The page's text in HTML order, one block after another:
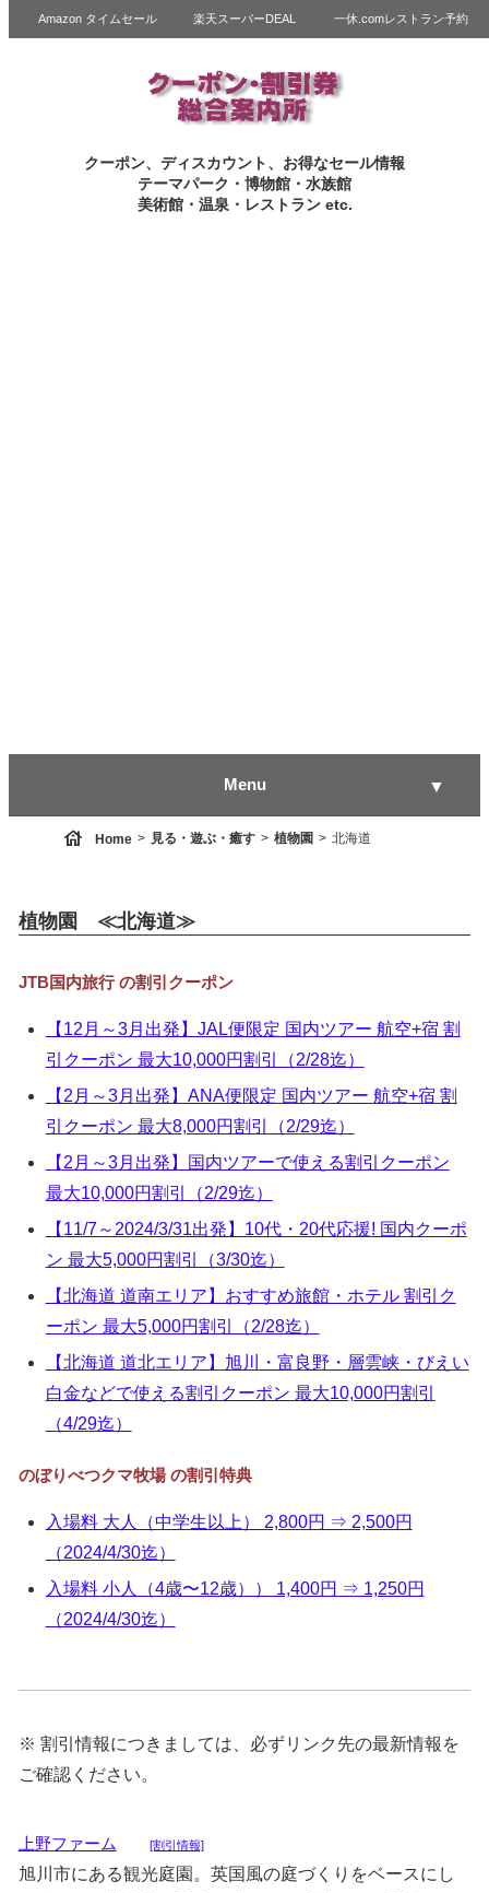
Amazon タイムセール 楽天スーパーDEAL 一休.comレストラン予約
クーポン、ディスカウント、お得なセール情報
テーマパーク・博物館・水族館
美術館・温泉・レストラン etc.
Menu ▼
▼
house Home 見る・遊ぶ・癒す 植物園 北海道
植物園 ≪北海道≫
JTB国内旅行 の割引クーポン
【12月～3月出発】JAL便限定 国内ツアー 航空+宿 割
引クーポン 最大10,000円割引（2/28迄）
【2月～3月出発】ANA便限定 国内ツアー 航空+宿 割
引クーポン 最大8,000円割引（2/29迄）
【2月～3月出発】国内ツアーで使える割引クーポン
最大10,000円割引（2/29迄）
【11/7～2024/3/31出発】10代・20代応援! 国内クーポ
ン 最大5,000円割引（3/30迄）
【北海道 道南エリア】おすすめ旅館・ホテル 割引ク
ーポン 最大5,000円割引（2/28迄）
【北海道 道北エリア】旭川・富良野・層雲峡・びえい
白金などで使える割引クーポン 最大10,000円割引
（4/29迄）
のぼりべつクマ牧場 の割引特典
入場料 大人（中学生以上） 2,800円 ⇒ 2,500円
（2024/4/30迄）
入場料 小人（4歳〜12歳）） 1,400円 ⇒ 1,250円
（2024/4/30迄）
※ 割引情報につきましては、必ずリンク先の最新情報を
ご確認ください。
上野ファーム [割引情報]
旭川市にある観光庭園。英国風の庭づくりをベースにし